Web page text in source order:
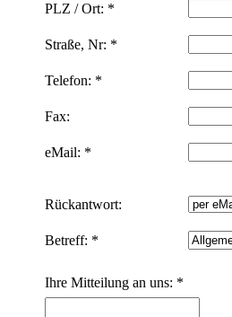
PLZ / Ort: *
Straße, Nr: *
Telefon: *
Fax:
eMail: *
Rückantwort:
Betreff: *
Ihre Mitteilung an uns: *